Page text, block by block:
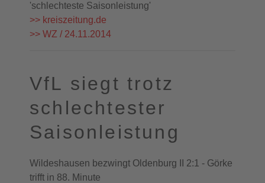
'schlechteste Saisonleistung'
>> kreiszeitung.de
>> WZ / 24.11.2014
VfL siegt trotz
schlechtester
Saisonleistung
Wildeshausen bezwingt Oldenburg II 2:1 - Görke
trifft in 88. Minute